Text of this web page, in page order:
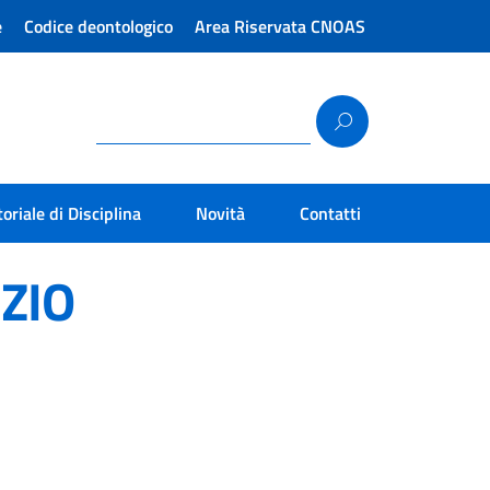
Codice deontologico Area Riservata CNOAS
di Disciplina Novità Contatti